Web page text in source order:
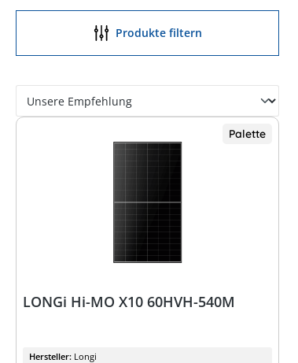
Produkte filtern
Palette
LONGi Hi-MO X10 60HVH-540M
Hersteller: Longi